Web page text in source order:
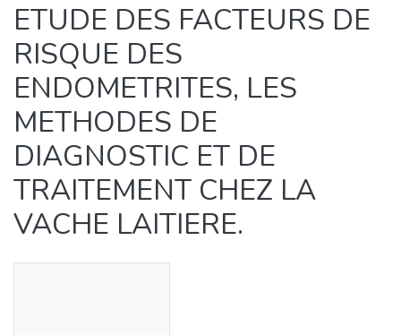
ETUDE DES FACTEURS DE
RISQUE DES
ENDOMETRITES, LES
METHODES DE
DIAGNOSTIC ET DE
TRAITEMENT CHEZ LA
VACHE LAITIERE.